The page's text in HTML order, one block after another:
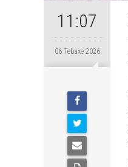
11:07
06 Tebaxe 2026